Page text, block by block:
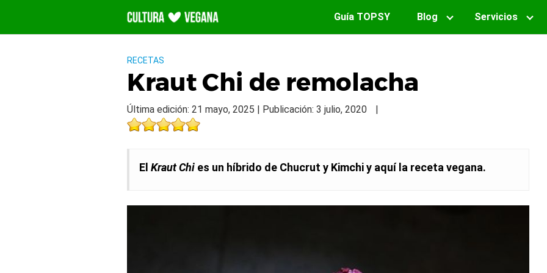
contenido
Guía TOPSY Blog Servicios
RECETAS
Kraut Chi de remolacha
Última edición: 21 mayo, 2025 | Publicación: 3 julio, 2020 |
El Kraut Chi es un híbrido de Chucrut y Kimchi y aquí la receta vegana.